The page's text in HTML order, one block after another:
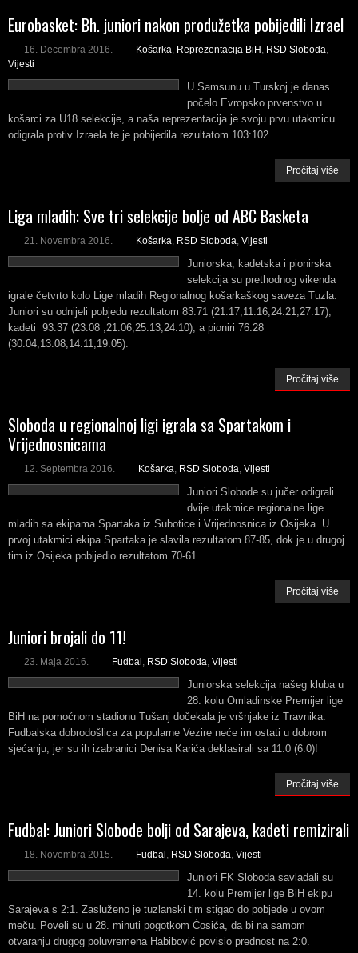
Eurobasket: Bh. juniori nakon produžetka pobijedili Izrael
16. Decembra 2016. Košarka Reprezentacija BiH RSD Sloboda
Vijesti
U Samsunu u Turskoj je danas
počelo Evropsko prvenstvo u
košarci za U18 selekcije, a naša reprezentacija je svoju prvu utakmicu
odigrala protiv Izraela te je pobijedila rezultatom 103:102.
Pročitaj više
Liga mladih: Sve tri selekcije bolje od ABC Basketa
21. Novembra 2016. Košarka RSD Sloboda Vijesti
Juniorska, kadetska i pionirska
selekcija su prethodnog vikenda
igrale četvrto kolo Lige mladih Regionalnog košarkaškog saveza Tuzla.
Juniori su odnijeli pobjedu rezultatom 83:71 (21:17,11:16,24:21,27:17),
kadeti 93:37 (23:08 ,21:06,25:13,24:10), a pioniri 76:28
(30:04,13:08,14:11,19:05).
Pročitaj više
Sloboda u regionalnoj ligi igrala sa Spartakom i
Vrijednosnicama
12. Septembra 2016. Košarka RSD Sloboda Vijesti
Juniori Slobode su jučer odigrali
dvije utakmice regionalne lige
mladih sa ekipama Spartaka iz Subotice i Vrijednosnica iz Osijeka. U
prvoj utakmici ekipa Spartaka je slavila rezultatom 87-85, dok je u drugoj
tim iz Osijeka pobijedio rezultatom 70-61.
Pročitaj više
Juniori brojali do 11!
23. Maja 2016. Fudbal RSD Sloboda Vijesti
Juniorska selekcija našeg kluba u
28. kolu Omladinske Premijer lige
BiH na pomoćnom stadionu Tušanj dočekala je vršnjake iz Travnika.
Fudbalska dobrodošlica za popularne Vezire neće im ostati u dobrom
sjećanju, jer su ih izabranici Denisa Karića deklasirali sa 11:0 (6:0)!
Pročitaj više
Fudbal: Juniori Slobode bolji od Sarajeva, kadeti remizirali
18. Novembra 2015. Fudbal RSD Sloboda Vijesti
Juniori FK Sloboda savladali su
14. kolu Premijer lige BiH ekipu
Sarajeva s 2:1. Zasluženo je tuzlanski tim stigao do pobjede u ovom
meču. Poveli su u 28. minuti pogotkom Ćosića, da bi na samom
otvaranju drugog poluvremena Habibović povisio prednost na 2:0.